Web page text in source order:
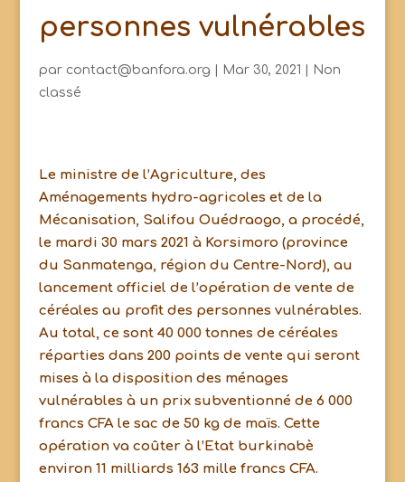
personnes vulnérables
par contact@banfora.org Mar 30, 2021
Non
classé
Le ministre de l’Agriculture, des
Aménagements hydro-agricoles et de la
Mécanisation, Salifou Ouédraogo, a procédé,
le mardi 30 mars 2021 à Korsimoro (province
du Sanmatenga, région du Centre-Nord), au
lancement officiel de l’opération de vente de
céréales au profit des personnes vulnérables.
Au total, ce sont 40 000 tonnes de céréales
réparties dans 200 points de vente qui seront
mises à la disposition des ménages
vulnérables à un prix subventionné de 6 000
francs CFA le sac de 50 kg de maïs. Cette
opération va coûter à l’Etat burkinabè
environ 11 milliards 163 mille francs CFA.